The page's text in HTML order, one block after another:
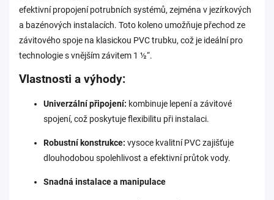
efektivní propojení potrubních systémů, zejména v jezírkových
a bazénových instalacích. Toto koleno umožňuje přechod ze
závitového spoje na klasickou PVC trubku, což je ideální pro
technologie s vnějším závitem 1 ½“.
Vlastnosti a výhody:
Univerzální připojení: kombinuje lepení a závitové
spojení, což poskytuje flexibilitu při instalaci.
Robustní konstrukce: vysoce kvalitní PVC zajišťuje
dlouhodobou spolehlivost a efektivní průtok vody.
Snadná instalace a manipulace